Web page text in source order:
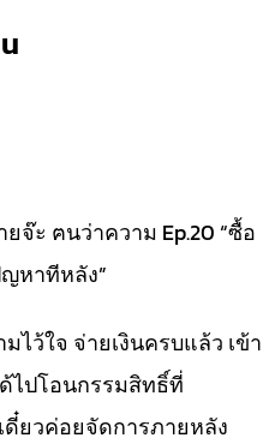
จ๊ะ ฅนว่าความ Ep.20 “ซื้อ
หาทีหลัง”
ว้ใจ จ่ายเงินครบแล้ว เข้า
ไปโอนกรรมสิทธิ์ที่
ดี๋ยวค่อยจัดการภายหลัง